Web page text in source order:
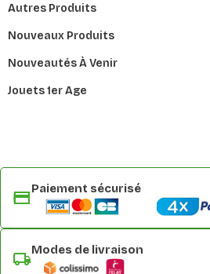
Autres Produits
Nouveaux Produits
Nouveautés À Venir
Jouets 1er Age
Paiement sécurisé
Modes de livraison